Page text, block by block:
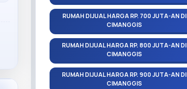
RUMAH DIJUAL HARGA RP. 700 JUTA-AN DI
CIMANGGIS
RUMAH DIJUAL HARGA RP. 800 JUTA-AN DI
CIMANGGIS
RUMAH DIJUAL HARGA RP. 900 JUTA-AN DI
CIMANGGIS